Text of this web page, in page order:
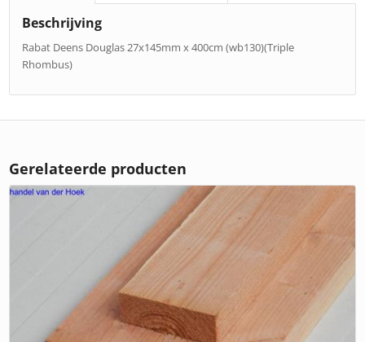
Beschrijving
Rabat Deens Douglas 27x145mm x 400cm (wb130)(Triple
Rhombus)
Gerelateerde producten